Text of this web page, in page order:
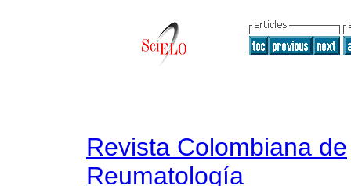
Revista Colombiana de
Reumatología